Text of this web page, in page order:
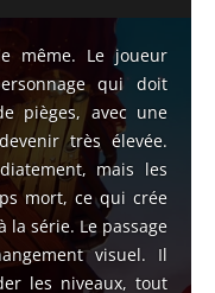
même. Le joueur
qui doit
pièges, avec une
très élevée.
mais les
mort, ce qui crée
série. Le passage
visuel. Il
les niveaux, tout